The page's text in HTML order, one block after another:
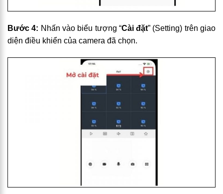
Bước 4: Nhấn vào biểu tượng “Cài đặt” (Setting) trên giao
diện điều khiển của camera đã chọn.